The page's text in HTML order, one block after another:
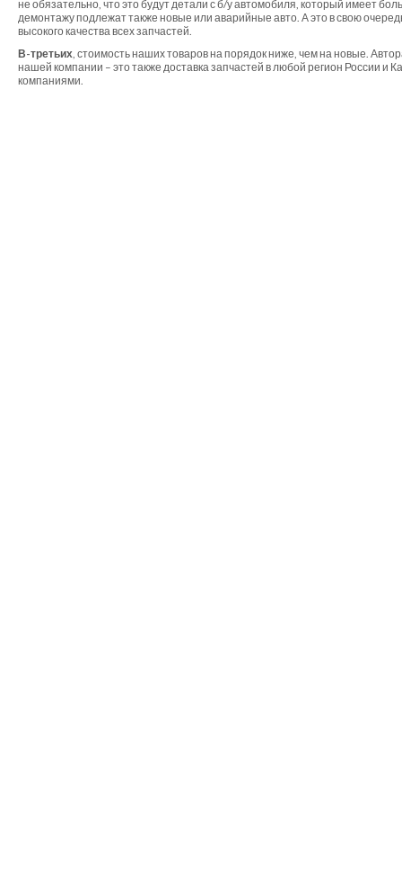
не обязательно, что это будут детали с б/у автомобиля, который имеет
демонтажу подлежат также новые или аварийные авто. А это в свою
высокого качества всех запчастей.
В-третьих, стоимость наших товаров на порядок ниже, чем на новые.
нашей компании – это также доставка запчастей в любой регион России и
компаниями.